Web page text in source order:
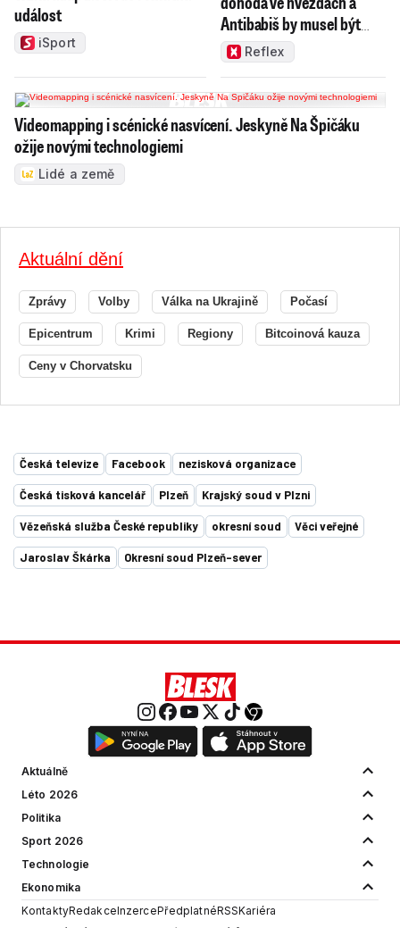
událost
iSport
Antibabiš by musel být
jako Spider-Man
Reflex
Videomapping i scénické nasvícení. Jeskyně Na Špičáku
ožije novými technologiemi
Lidé a země
Aktuální dění
Zprávy Volby Válka na Ukrajině Počasí
Epicentrum Krimi Regiony Bitcoinová kauza
Ceny v Chorvatsku
Česká televize Facebook nezisková organizace
Česká tisková kancelář Plzeň Krajský soud v Plzni
Vězeňská služba České republiky okresní soud Věci veřejné
Jaroslav Škárka Okresní soud Plzeň-sever
Aktuálně
Léto 2026
Politika
Sport 2026
Technologie
Ekonomika
KontaktyRedakceInzercePředplatnéRSSKariéra